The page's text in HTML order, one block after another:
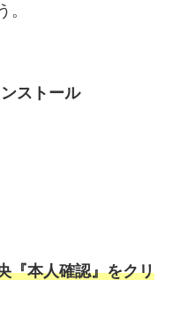
。
ストール
『本人確認』をクリ